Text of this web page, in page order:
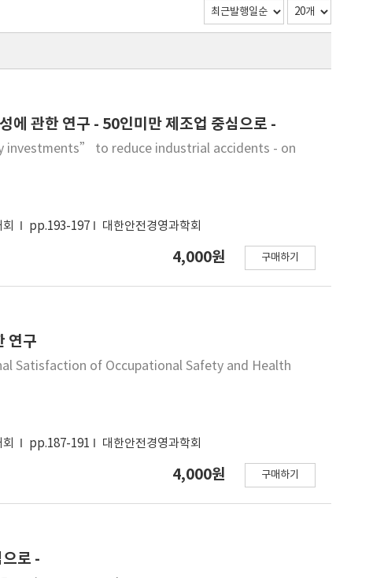
관한 연구 - 50인미만 제조업 중심으로 -
to reduce industrial accidents - on
pp.193-197 대한안전경영과학회
4,000원 구매하기
연구
Satisfaction of Occupational Safety and Health
pp.187-191 대한안전경영과학회
4,000원 구매하기
로 -